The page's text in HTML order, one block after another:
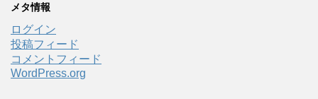
メタ情報
ログイン
投稿フィード
コメントフィード
WordPress.org